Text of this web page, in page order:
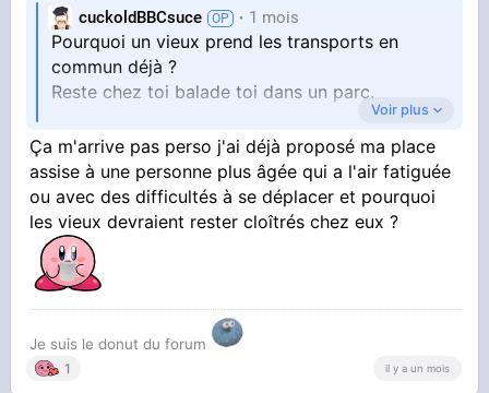
cuckoldBBCsuce 1 mois
Pourquoi un vieux prend les transports en
commun déjà ?
Reste chez toi balade toi dans un parc.
Pourquoi faire chier les jeunes qui eux en ont
vraiment besoin?
Voir plus
Ça m'arrive pas perso j'ai déjà proposé ma place
assise à une personne plus âgée qui a l'air fatiguée
ou avec des difficultés à se déplacer et pourquoi
les vieux devraient rester cloîtrés chez eux ?
Je suis le donut du forum
1 il y a un mois